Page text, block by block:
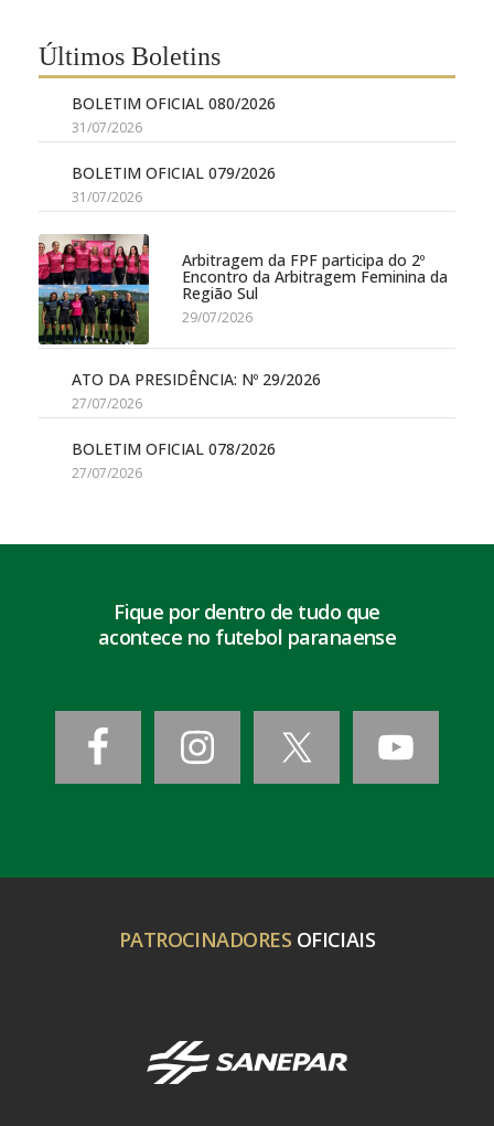
Últimos Boletins
BOLETIM OFICIAL 080/2026
31/07/2026
BOLETIM OFICIAL 079/2026
31/07/2026
Arbitragem da FPF participa do 2º
Encontro da Arbitragem Feminina da
Região Sul
29/07/2026
ATO DA PRESIDÊNCIA: Nº 29/2026
27/07/2026
BOLETIM OFICIAL 078/2026
27/07/2026
Fique por dentro de tudo que
acontece no futebol paranaense
PATROCINADORES OFICIAIS